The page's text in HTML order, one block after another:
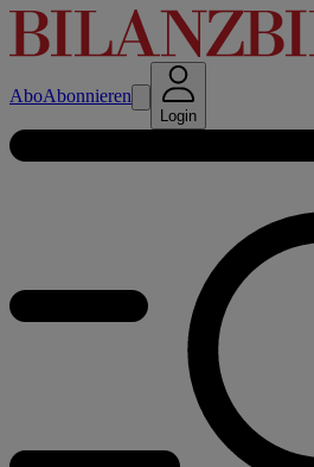
AboAbonnieren
Login